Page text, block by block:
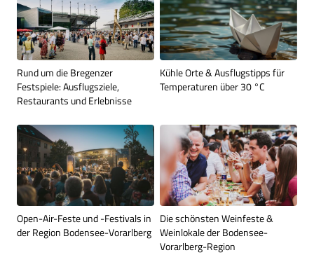
Rund um die Bregenzer
Festspiele: Ausflugsziele,
Restaurants und Erlebnisse
Kühle Orte & Ausflugstipps für
Temperaturen über 30 °C
Open-Air-Feste und -Festivals in
der Region Bodensee-Vorarlberg
Die schönsten Weinfeste &
Weinlokale der Bodensee-
Vorarlberg-Region